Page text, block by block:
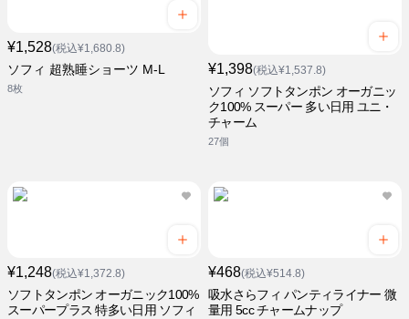
¥1,528(税込¥1,680.8)
ソフィ 超熟睡ショーツ M-L
8枚
¥1,398(税込¥1,537.8)
ソフィ ソフトタンポン オーガニッ
ク100% スーパー 多い日用 ユニ・
チャーム
27個
¥1,248(税込¥1,372.8)
ソフトタンポン オーガニック100%
スーパープラス 特多い日用 ソフィ
¥468(税込¥514.8)
吸水さらフィ パンティライナー 微
量用 5cc チャームナップ